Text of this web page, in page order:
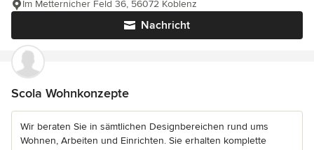
Nachricht
Im Metternicher Feld 36, 56072 Koblenz
Scola Wohnkonzepte
Wir beraten Sie in sämtlichen Designbereichen rund ums
Wohnen, Arbeiten und Einrichten. Sie erhalten komplette